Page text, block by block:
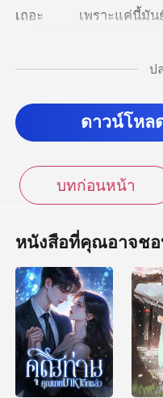
ดาวน์โหลดแอป
ป
ดาวน์โหล
บทก่อนหน้า
หนังสือที่คุณอาจช